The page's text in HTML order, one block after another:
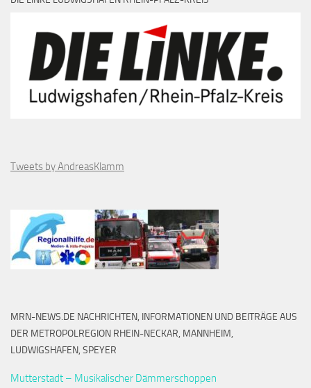
Tweets by AndreasKlamm
MRN-NEWS.DE NACHRICHTEN, INFORMATIONEN UND BEITRÄGE AUS
DER METROPOLREGION RHEIN-NECKAR, MANNHEIM,
LUDWIGSHAFEN, SPEYER
Mutterstadt – Musikalischer Dämmerschoppen